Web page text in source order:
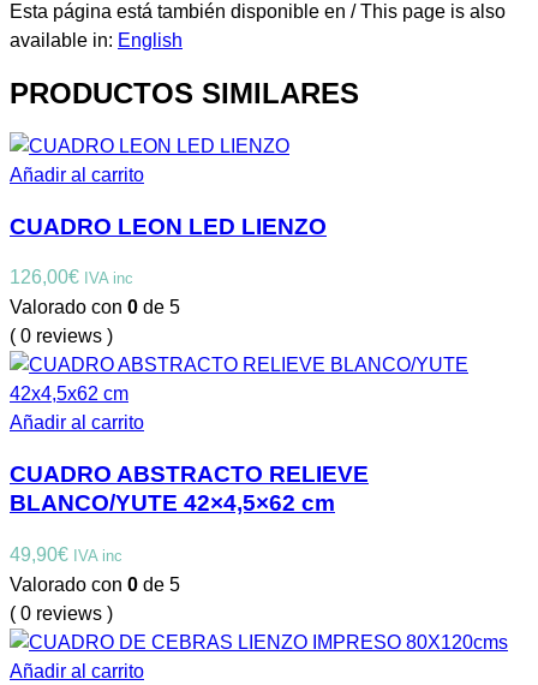
Esta página está también disponible en / This page is also
available in: English
PRODUCTOS SIMILARES
Añadir al carrito
CUADRO LEON LED LIENZO
126,00€ IVA inc
Valorado con 0 de 5
( 0 reviews )
Añadir al carrito
CUADRO ABSTRACTO RELIEVE
BLANCO/YUTE 42×4,5×62 cm
49,90€ IVA inc
Valorado con 0 de 5
( 0 reviews )
Añadir al carrito